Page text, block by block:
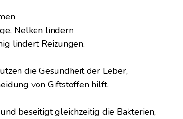
Nelken lindern
lindert Reizungen.
die Gesundheit der Leber,
von Giftstoffen hilft.
beseitigt gleichzeitig die Bakterien,